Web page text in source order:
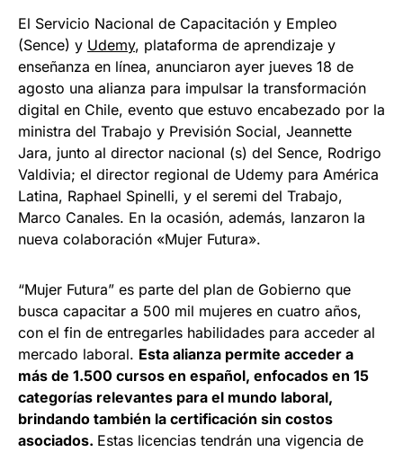
El Servicio Nacional de Capacitación y Empleo
(Sence) y Udemy, plataforma de aprendizaje y
enseñanza en línea, anunciaron ayer jueves 18 de
agosto una alianza para impulsar la transformación
digital en Chile, evento que estuvo encabezado por la
ministra del Trabajo y Previsión Social, Jeannette
Jara, junto al director nacional (s) del Sence, Rodrigo
Valdivia; el director regional de Udemy para América
Latina, Raphael Spinelli, y el seremi del Trabajo,
Marco Canales. En la ocasión, además, lanzaron la
nueva colaboración «Mujer Futura».
“Mujer Futura” es parte del plan de Gobierno que
busca capacitar a 500 mil mujeres en cuatro años,
con el fin de entregarles habilidades para acceder al
mercado laboral. Esta alianza permite acceder a
más de 1.500 cursos en español, enfocados en 15
categorías relevantes para el mundo laboral,
brindando también la certificación sin costos
asociados. Estas licencias tendrán una vigencia de